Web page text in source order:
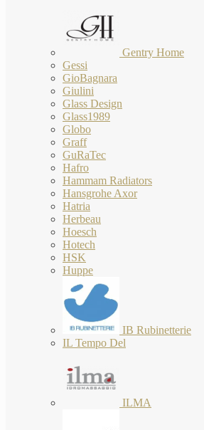
Gentry Home
Gessi
GioBagnara
Giulini
Glass Design
Glass1989
Globo
Graff
GuRaTec
Hafro
Hammam Radiators
Hansgrohe Axor
Hatria
Herbeau
Hoesch
Hotech
HSK
Huppe
IB Rubinetterie
IL Tempo Del
ILMA